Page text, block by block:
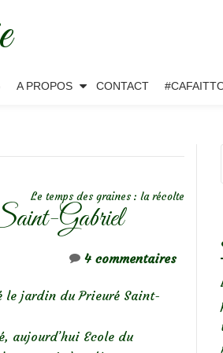
A PROPOS CONTACT
Le temps des graines : la récolte
Gabriel
4 commentaires
le jardin du Prieuré Saint-
aujourd’hui Ecole du